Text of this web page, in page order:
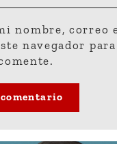
nombre, correo
navegador